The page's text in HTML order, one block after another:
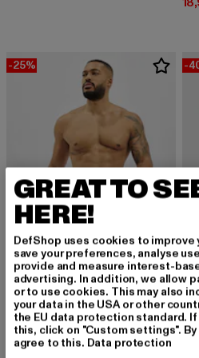
-25%
URBAN CLASSICS
Basic Swim
14,99 EUR
Derzeitiger Preis: 14,99 EUR
19,99 EURAktionspreis:
-
GREAT TO
HERE!
DefShop uses cookies to improve
save your preferences, analyse
provide and measure interest-
advertising. In addition, we allow
or to use cookies. This may also
your data in the USA or other
the EU data protection standard.
this, click on "Custom settings".
agree to this. Data protection